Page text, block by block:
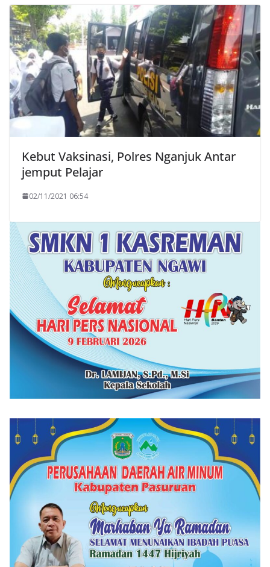
Kebut Vaksinasi, Polres Nganjuk Antar
jemput Pelajar
02/11/2021 06:54